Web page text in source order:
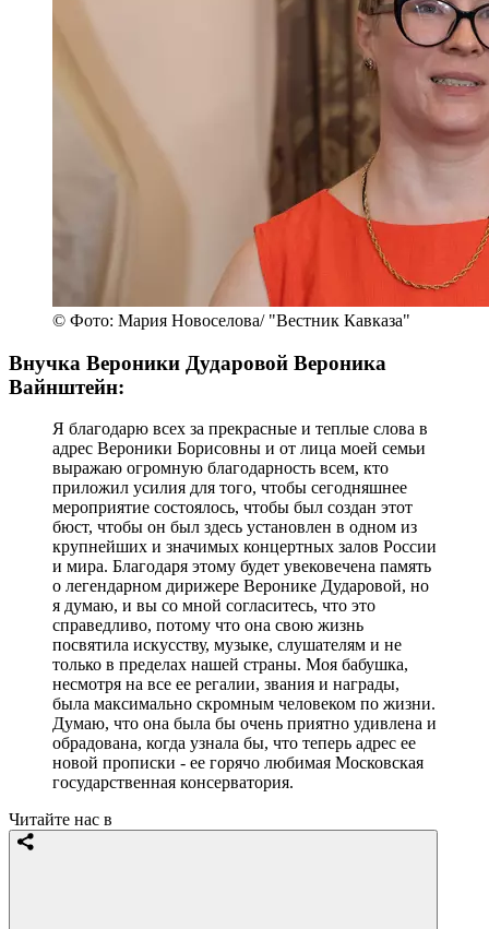
© Фото: Мария Новоселова/ "Вестник Кавказа"
Внучка Вероники Дударовой Вероника
Вайнштейн:
Я благодарю всех за прекрасные и теплые слова в
адрес Вероники Борисовны и от лица моей семьи
выражаю огромную благодарность всем, кто
приложил усилия для того, чтобы сегодняшнее
мероприятие состоялось, чтобы был создан этот
бюст, чтобы он был здесь установлен в одном из
крупнейших и значимых концертных залов России
и мира. Благодаря этому будет увековечена память
о легендарном дирижере Веронике Дударовой, но
я думаю, и вы со мной согласитесь, что это
справедливо, потому что она свою жизнь
посвятила искусству, музыке, слушателям и не
только в пределах нашей страны. Моя бабушка,
несмотря на все ее регалии, звания и награды,
была максимально скромным человеком по жизни.
Думаю, что она была бы очень приятно удивлена и
обрадована, когда узнала бы, что теперь адрес ее
новой прописки - ее горячо любимая Московская
государственная консерватория.
Читайте нас в